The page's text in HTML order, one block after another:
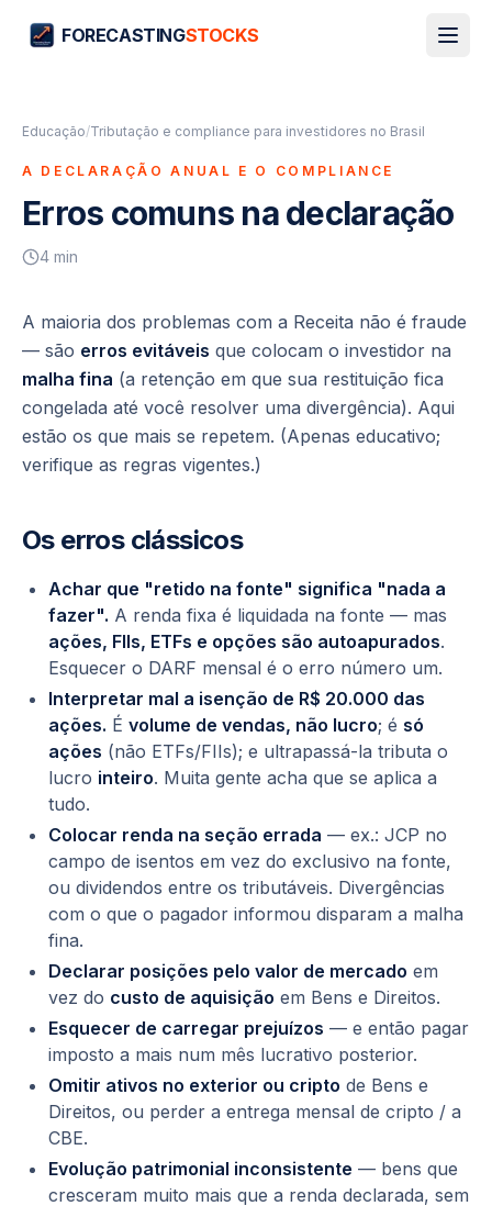
FORECASTINGSTOCKS
Educação/Tributação e compliance para investidores no Brasil
A DECLARAÇÃO ANUAL E O COMPLIANCE
Erros comuns na declaração
4 min
A maioria dos problemas com a Receita não é fraude
— são erros evitáveis que colocam o investidor na
malha fina (a retenção em que sua restituição fica
congelada até você resolver uma divergência). Aqui
estão os que mais se repetem. (Apenas educativo;
verifique as regras vigentes.)
Os erros clássicos
Achar que "retido na fonte" significa "nada a
fazer". A renda fixa é liquidada na fonte — mas
ações, FIIs, ETFs e opções são autoapurados.
Esquecer o DARF mensal é o erro número um.
Interpretar mal a isenção de R$ 20.000 das
ações. É volume de vendas, não lucro; é só
ações (não ETFs/FIIs); e ultrapassá-la tributa o
lucro inteiro. Muita gente acha que se aplica a
tudo.
Colocar renda na seção errada — ex.: JCP no
campo de isentos em vez do exclusivo na fonte,
ou dividendos entre os tributáveis. Divergências
com o que o pagador informou disparam a malha
fina.
Declarar posições pelo valor de mercado em
vez do custo de aquisição em Bens e Direitos.
Esquecer de carregar prejuízos — e então pagar
imposto a mais num mês lucrativo posterior.
Omitir ativos no exterior ou cripto de Bens e
Direitos, ou perder a entrega mensal de cripto / a
CBE.
Evolução patrimonial inconsistente — bens que
cresceram muito mais que a renda declarada, sem